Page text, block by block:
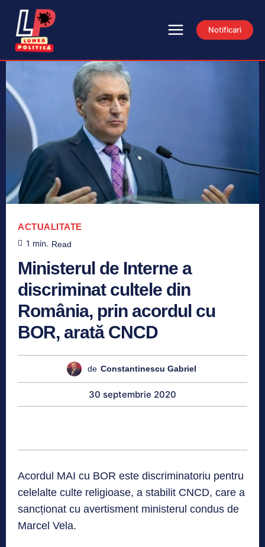
Notificari
ACTUALITATE
1 min. Read
Ministerul de Interne a
discriminat cultele din
România, prin acordul cu
BOR, arată CNCD
de Constantinescu Gabriel
30 septembrie 2020
Acordul MAI cu BOR este discriminatoriu pentru
celelalte culte religioase, a stabilit CNCD, care a
sancționat cu avertisment ministerul condus de
Marcel Vela.